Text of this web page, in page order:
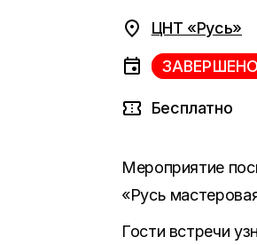
ЦНТ «Русь»
ЗАВЕРШЕНО
Бесплатно
Мероприятие
«Русь
Гости встречи